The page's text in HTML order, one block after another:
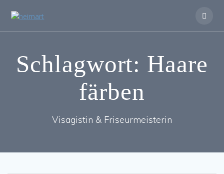
Schlagwort: Haare
färben
Visagistin & Friseurmeisterin